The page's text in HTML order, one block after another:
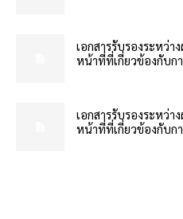
เอกสารรับรองระหว่า
หน้าที่ที่เกี่ยวข้องกับก
เอกสารรับรองระหว่า
หน้าที่ที่เกี่ยวข้องกับก